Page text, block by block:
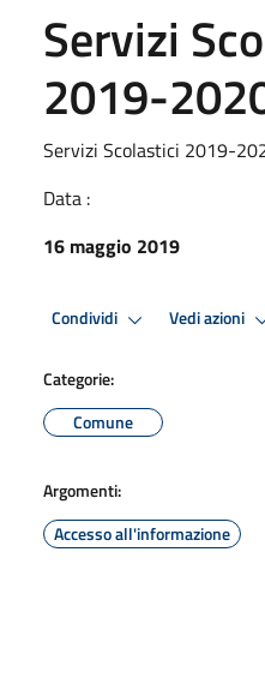
Servizi
2019-
Servizi Scolastici 2019-
Data :
16 maggio 2019
Condividi Vedi azioni
Categorie:
Comune
Argomenti:
Accesso all'informazione